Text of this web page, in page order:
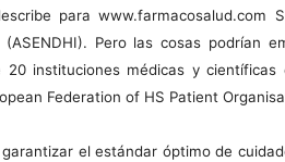
para
Pero las cosas
instituciones médicas y
Federation of HS Patient
el estándar óptimo de